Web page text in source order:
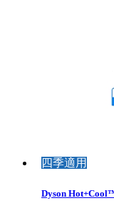
四季適用
Dyson